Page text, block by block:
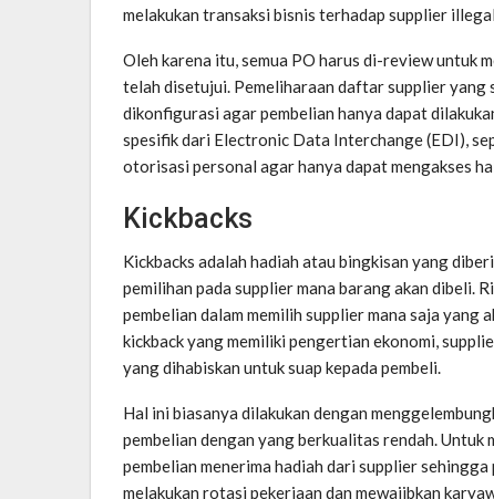
melakukan transaksi bisnis terhadap supplier
Oleh karena itu, semua PO harus di-review untuk
telah disetujui. Pemeliharaan daftar supplier yang
dikonfigurasi agar pembelian hanya dapat
spesifik dari Electronic Data Interchange (EDI),
otorisasi personal agar hanya dapat mengakses
Kickbacks
Kickbacks adalah hadiah atau bingkisan yang
pemilihan pada supplier mana barang akan dibeli.
pembelian dalam memilih supplier mana saja yang
kickback yang memiliki pengertian ekonomi,
yang dihabiskan untuk suap kepada pembeli.
Hal ini biasanya dilakukan dengan
pembelian dengan yang berkualitas rendah.
pembelian menerima hadiah dari supplier
melakukan rotasi pekerjaan dan mewajibkan